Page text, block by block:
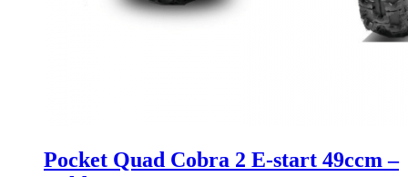
Pocket Quad Cobra 2 E-start 49ccm –